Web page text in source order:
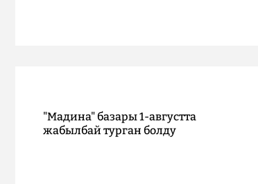
"Мадина" базары 1-августта
жабылбай турган болду